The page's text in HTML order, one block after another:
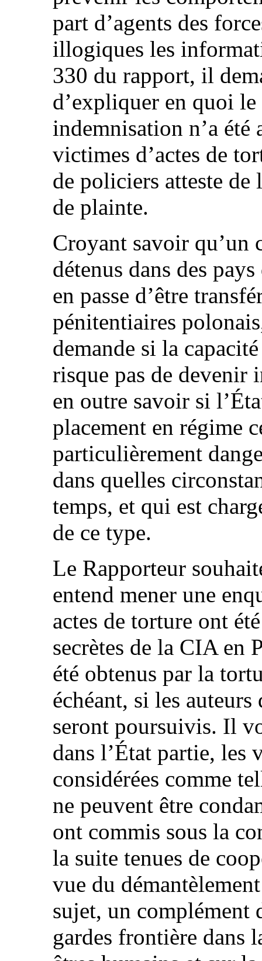
part d’agents des
illogiques les
330 du rapport, il
d’expliquer en quoi le
indemnisation n’a été
victimes d’actes de
de policiers atteste de
de plainte.
Croyant savoir qu’un
détenus dans des
en passe d’être
pénitentiaires
demande si la
risque pas de devenir
en outre savoir si
placement en régime
particulièrement
dans quelles
temps, et qui est
de ce type.
Le Rapporteur
entend mener une
actes de torture ont
secrètes de la CIA en
été obtenus par la
échéant, si les
seront poursuivis. Il
dans l’État partie, les
considérées comme
ne peuvent être
ont commis sous la
la suite tenues de
vue du
sujet, un complément
gardes frontière dans